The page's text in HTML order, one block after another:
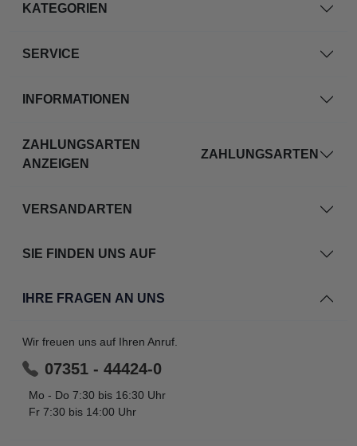
KATEGORIEN
SERVICE
INFORMATIONEN
ZAHLUNGSARTEN
ANZEIGEN
ZAHLUNGSARTEN
VERSANDARTEN
SIE FINDEN UNS AUF
IHRE FRAGEN AN UNS
Wir freuen uns auf Ihren Anruf.
07351 - 44424-0
Mo - Do 7:30 bis 16:30 Uhr
Fr 7:30 bis 14:00 Uhr